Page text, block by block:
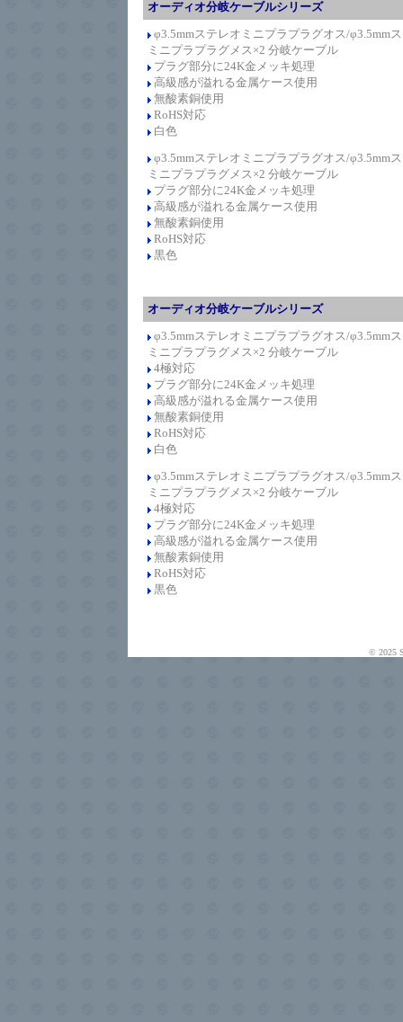
オーディオ分岐ケーブルシリーズ
φ3.5mmステレオミニプラプラグオス/φ3.5mm
ミニプラプラグメス×2 分岐ケーブル
プラグ部分に24K金メッキ処理
高級感が溢れる金属ケース使用
無酸素銅使用
RoHS対応
白色
φ3.5mmステレオミニプラプラグオス/φ3.5mm
ミニプラプラグメス×2 分岐ケーブル
プラグ部分に24K金メッキ処理
高級感が溢れる金属ケース使用
無酸素銅使用
RoHS対応
黒色
オーディオ分岐ケーブルシリーズ
φ3.5mmステレオミニプラプラグオス/φ3.5mm
ミニプラプラグメス×2 分岐ケーブル
4極対応
プラグ部分に24K金メッキ処理
高級感が溢れる金属ケース使用
無酸素銅使用
RoHS対応
白色
φ3.5mmステレオミニプラプラグオス/φ3.5mm
ミニプラプラグメス×2 分岐ケーブル
4極対応
プラグ部分に24K金メッキ処理
高級感が溢れる金属ケース使用
無酸素銅使用
RoHS対応
黒色
© 2025